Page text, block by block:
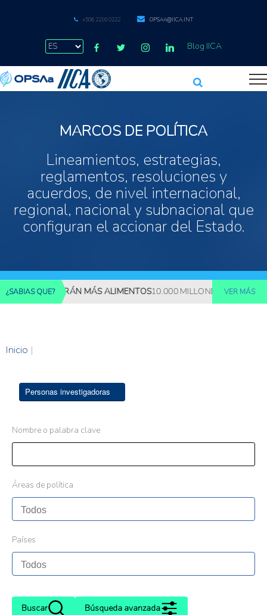
+506 2216 0222 OPSAA@IICA.INT
Blog IICA
MARCOS DE POLÍTICA
Lineamientos, estrategias,
reglamentos, resoluciones y
acuerdos, de nivel internacional,
regional, nacional y subnacional que
configuran el accionar del Estado.
¿SABIAS QUE?
REQUERIRÁN MÁS ALIMENTOS10.000 MILLONES DE PERSONAS
VER MÁS
Inicio |
Personas investigadoras
Nombre o palabra clave
Áreas de política
Países
Buscar Búsqueda avanzada